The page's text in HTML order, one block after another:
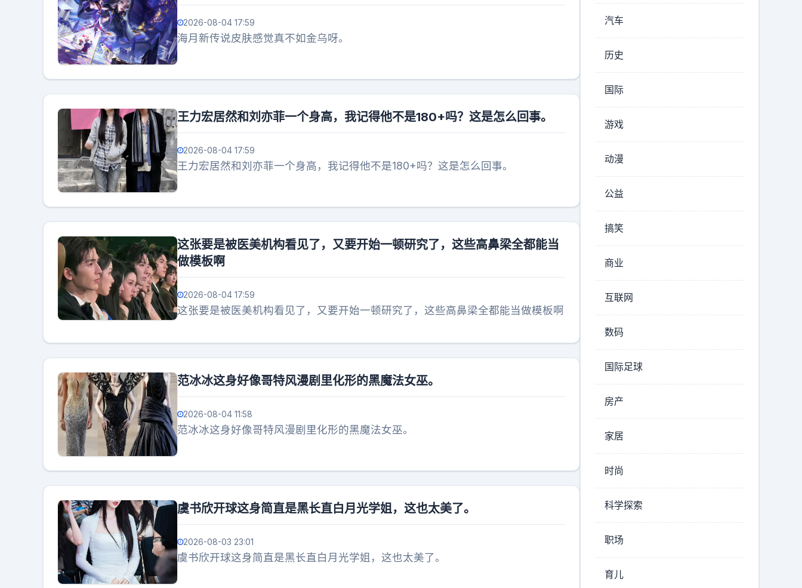
2026-08-04 17:59
海月新传说皮肤感觉真不如金乌呀。
王力宏居然和刘亦菲一个身高，我记得他不是180+吗？这是怎么回事。
2026-08-04 17:59
王力宏居然和刘亦菲一个身高，我记得他不是180+吗？这是怎么回事。
这张要是被医美机构看见了，又要开始一顿研究了，这些高鼻梁全都能当
做模板啊
2026-08-04 17:59
这张要是被医美机构看见了，又要开始一顿研究了，这些高鼻梁全都能当做模板啊
范冰冰这身好像哥特风漫剧里化形的黑魔法女巫。
2026-08-04 11:58
范冰冰这身好像哥特风漫剧里化形的黑魔法女巫。
虞书欣开球这身简直是黑长直白月光学姐，这也太美了。
2026-08-03 23:01
虞书欣开球这身简直是黑长直白月光学姐，这也太美了。
汽车
历史
国际
游戏
动漫
公益
搞笑
商业
互联网
数码
国际足球
房产
家居
时尚
科学探索
职场
育儿